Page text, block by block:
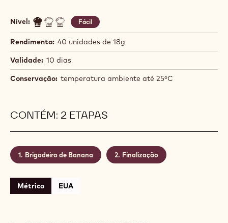
Nível: Fácil
Rendimento: 40 unidades de 18g
Validade: 10 dias
Conservação: temperatura ambiente até 25ºC
CONTÉM: 2 ETAPAS
Brigadeiro de Banana Finalização
Métrico EUA